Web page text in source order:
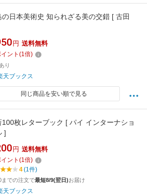
の日本美術史 知られざる美の交錯 [ 古田
円 送料無料
ント (1倍)
り
天ブックス
同じ商品を安い順で見る
100枚レターブック [ パイ インターナショ
]
円 送料無料
ント (1倍)
4(1件)
までの注文で最短8/9(翌日)お届け
天ブックス